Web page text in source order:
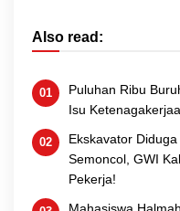
Also read:
Puluhan Ribu
Isu
Ekskavator
Semoncol, GWI
Pekerja!